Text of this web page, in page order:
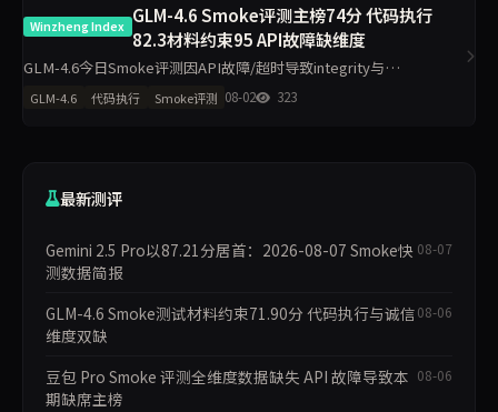
Winzheng Index GLM-4.6 Smoke评测主榜74分 代码执行
82.3材料约束95 API故障缺维度
GLM-4.6今日Smoke评测因API故障/超时导致integrity与
communication维度缺失，主榜得分74.00，代码执行82.30，材料约
束95.00，工程判断70.80，任务表达无
GLM-4.6 代码执行 Smoke评测 08-02 323
最新测评
Gemini 2.5 Pro以87.21分居首：2026-08-07 Smoke快
测数据简报
08-07
GLM-4.6 Smoke测试材料约束71.90分 代码执行与诚信
维度双缺
08-06
豆包 Pro Smoke 评测全维度数据缺失 API 故障导致本
期缺席主榜
08-06